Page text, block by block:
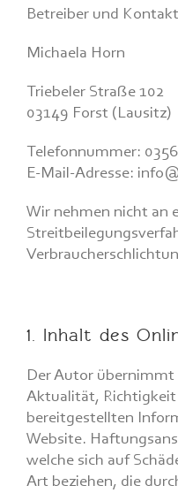
Betreiber und
Michaela Horn
Triebeler Straße 102
03149 Forst (Lausitz)
Telefonnummer:
E-Mail-Adresse:
Wir nehmen nicht an
1. Inhalt des
Der Autor übernimmt
Aktualität,
bereitgestellten
Website.
welche sich auf
Art beziehen, die